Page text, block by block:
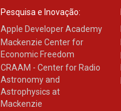
Pesquisa e Inovação:
Apple Developer Academy
Mackenzie Center for
Economic Freedom
CRAAM - Center for Radio
Astronomy and
Astrophysics at
Mackenzie